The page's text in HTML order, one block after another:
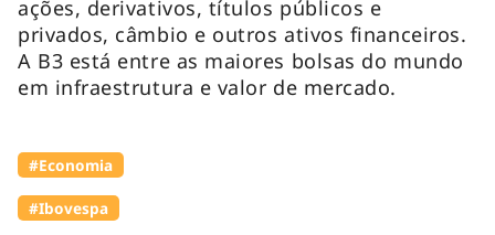
ações, derivativos, títulos públicos e
privados, câmbio e outros ativos financeiros.
A B3 está entre as maiores bolsas do mundo
em infraestrutura e valor de mercado.
#Economia
#Ibovespa